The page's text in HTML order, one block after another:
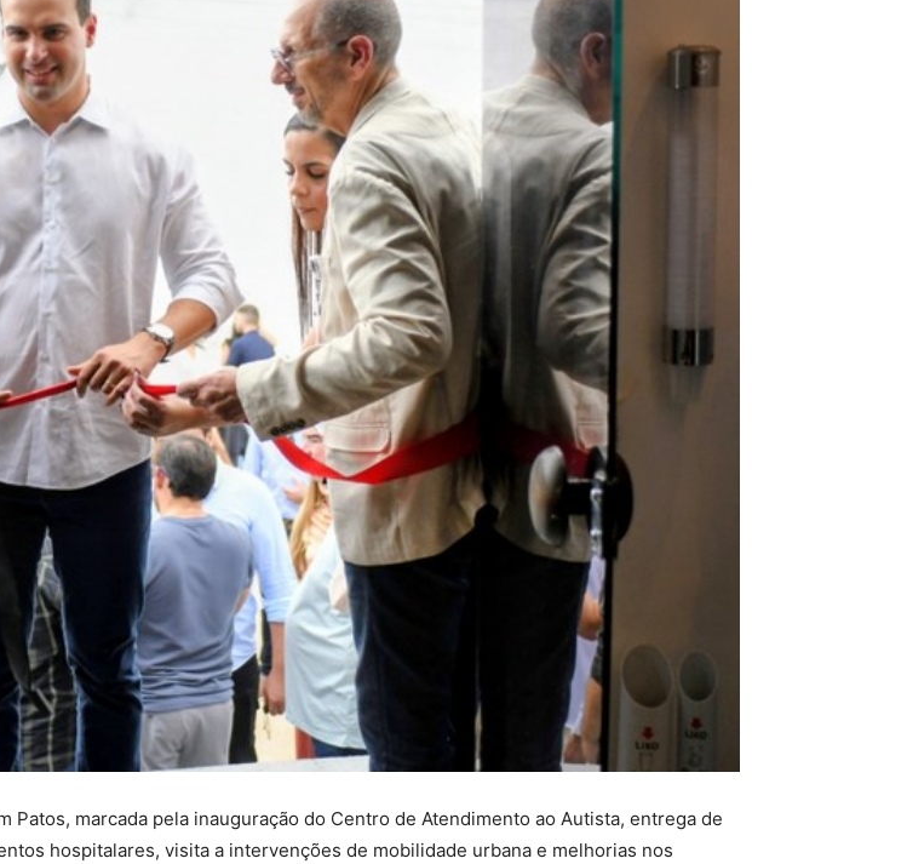
Patos, marcada pela inauguração do Centro de Atendimento ao Autista, entrega de
hospitalares, visita a intervenções de mobilidade urbana e melhorias nos